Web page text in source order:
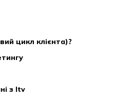
цикл клієнта)?
з ltv